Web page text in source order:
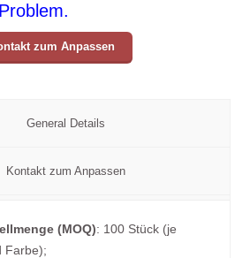
zum Anpassen
General Details
Kontakt zum Anpassen
(MOQ): 100 Stück (je
Farbe);